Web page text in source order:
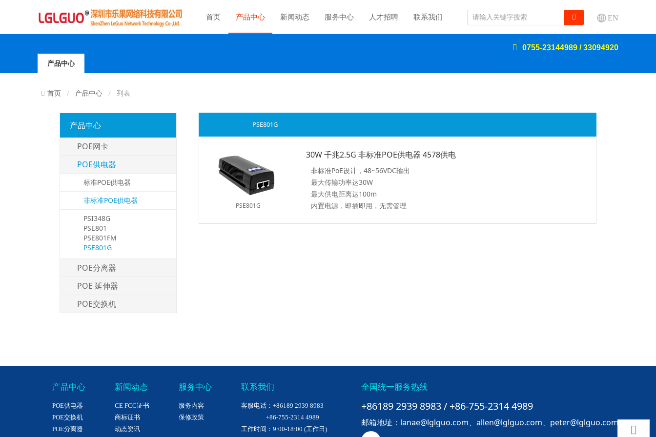
首页 产品中心 新闻动态 服务中心 人才招聘 联系我们 EN
产品中心
0755-23144989 / 33094920
首页 产品中心 列表
产品中心
POE网卡
POE供电器
标准POE供电器
非标准POE供电器
PSI348G
PSE801
PSE801FM
PSE801G
POE分离器
POE 延伸器
POE交换机
PSE801G
PSE801G
30W 千兆2.5G 非标准POE供电器 4578供电
非标准PoE设计，48~56VDC输出
最大传输功率达30W
最大供电距离达100m
内置电源，即插即用，无需管理
产品中心
POE供电器
POE交换机
POE分离器
新闻动态
CE FCC证书
商标证书
动态资讯
服务中心
服务内容
保修政策
联系我们
客服电话：+86189 2939 8983
+86-755-2314 4989
工作时间：9:00-18:00 (工作日)
全国统一服务热线
+86189 2939 8983 / +86-755-2314 4989
邮箱地址：lanae@lglguo.com、allen@lglguo.com、peter@lglguo.com